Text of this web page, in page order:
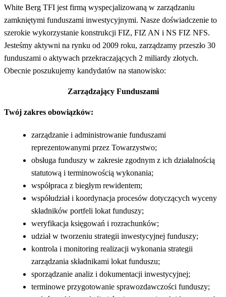
White Berg TFI jest firmą wyspecjalizowaną w zarządzaniu
zamkniętymi funduszami inwestycyjnymi. Nasze doświadczenie to
szerokie wykorzystanie konstrukcji FIZ, FIZ AN i NS FIZ NFS.
Jesteśmy aktywni na rynku od 2009 roku, zarządzamy przeszło 30
funduszami o aktywach przekraczających 2 miliardy złotych.
Obecnie poszukujemy kandydatów na stanowisko:
Zarządzający Funduszami
Twój zakres obowiązków:
zarządzanie i administrowanie funduszami
reprezentowanymi przez Towarzystwo;
obsługa funduszy w zakresie zgodnym z ich działalnością
statutową i terminowością wykonania;
współpraca z biegłym rewidentem;
współudział i koordynacja procesów dotyczących wyceny
składników portfeli lokat funduszy;
weryfikacja księgowań i rozrachunków;
udział w tworzeniu strategii inwestycyjnej funduszy;
kontrola i monitoring realizacji wykonania strategii
zarządzania składnikami lokat funduszu;
sporządzanie analiz i dokumentacji inwestycyjnej;
terminowe przygotowanie sprawozdawczości funduszy;